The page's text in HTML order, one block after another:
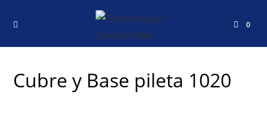
0
Cubre y Base pileta 1020